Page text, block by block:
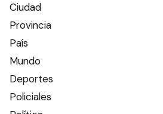
Ciudad
Provincia
País
Mundo
Deportes
Policiales